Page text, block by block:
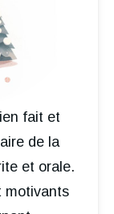
fait et
de la
et orale.
motivants